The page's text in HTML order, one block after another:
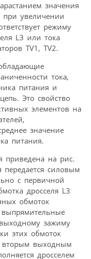
значения
при увеличении
режиму
L3 или тока
TV1, TV2.
тока,
питания и
Это свойство
элементов на
значение
питания.
приведена на рис.
силовым
с первичной
дросселя L3
обмоток
зажиму
этих обмоток
вторым выходным
дросселем